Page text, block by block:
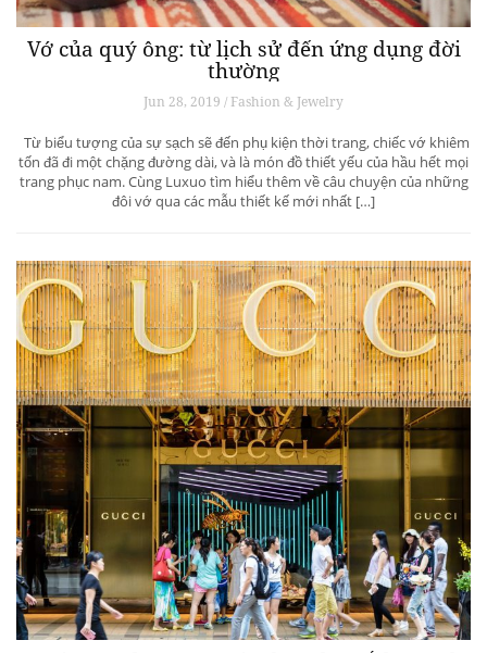
Vớ của quý ông: từ lịch sử đến ứng dụng đời
thường
Jun 28, 2019 / Fashion & Jewelry
Từ biểu tượng của sự sạch sẽ đến phụ kiện thời trang, chiếc vớ khiêm
tốn đã đi một chặng đường dài, và là món đồ thiết yếu của hầu hết mọi
trang phục nam. Cùng Luxuo tìm hiểu thêm về câu chuyện của những
đôi vớ qua các mẫu thiết kế mới nhất […]